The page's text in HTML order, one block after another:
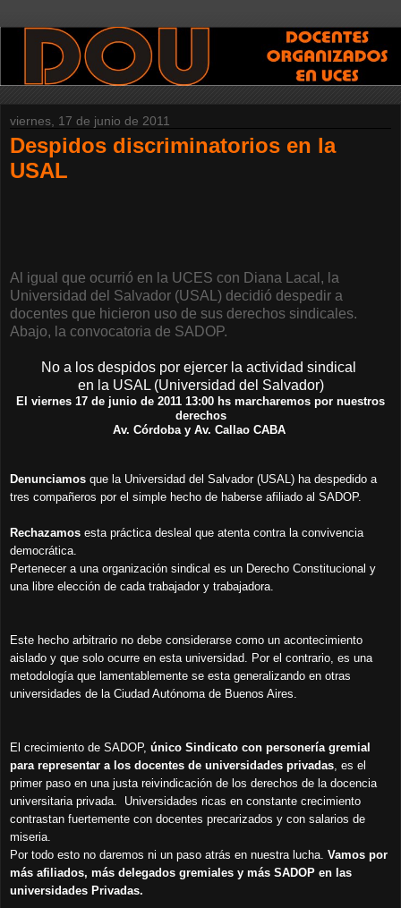
viernes, 17 de junio de 2011
Despidos discriminatorios en la
USAL
Al igual que ocurrió en la UCES con Diana Lacal, la
Universidad del Salvador (USAL) decidió despedir a
docentes que hicieron uso de sus derechos sindicales.
Abajo, la convocatoria de SADOP.
No a los despidos por ejercer la actividad sindical
en la USAL (Universidad del Salvador)
El viernes 17 de junio de 2011 13:00 hs marcharemos por nuestros
derechos
Av. Córdoba y Av. Callao CABA
Denunciamos que la Universidad del Salvador (USAL) ha despedido a
tres compañeros por el simple hecho de haberse afiliado al SADOP.
Rechazamos esta práctica desleal que atenta contra la convivencia
democrática.
Pertenecer a una organización sindical es un Derecho Constitucional y
una libre elección de cada trabajador y trabajadora.
Este hecho arbitrario no debe considerarse como un acontecimiento
aislado y que solo ocurre en esta universidad. Por el contrario, es una
metodología que lamentablemente se esta generalizando en otras
universidades de la Ciudad Autónoma de Buenos Aires.
El crecimiento de SADOP, único Sindicato con personería gremial
para representar a los docentes de universidades privadas, es el
primer paso en una justa reivindicación de los derechos de la docencia
universitaria privada. Universidades ricas en constante crecimiento
contrastan fuertemente con docentes precarizados y con salarios de
miseria.
Por todo esto no daremos ni un paso atrás en nuestra lucha. Vamos por
más afiliados, más delegados gremiales y más SADOP en las
universidades Privadas.